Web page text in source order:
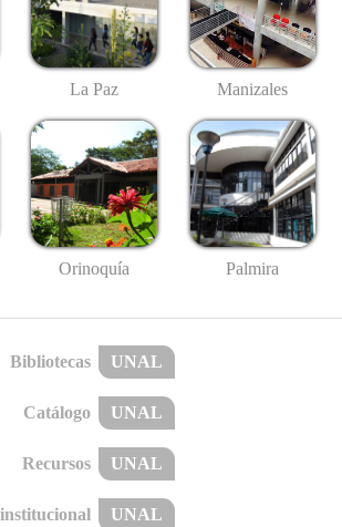
La Paz Manizales
Orinoquía Palmira
Bibliotecas UNAL
Catálogo UNAL
Recursos UNAL
UNAL